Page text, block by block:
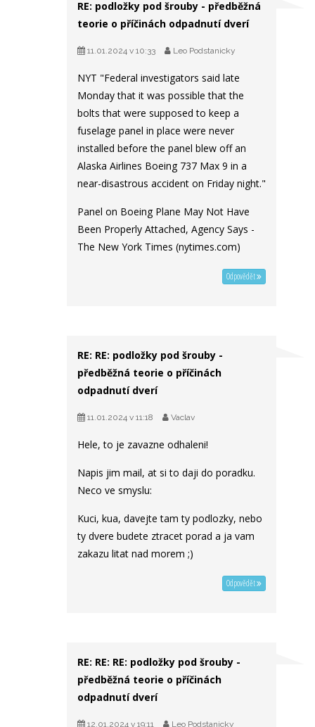
RE: podložky pod šrouby - předběžná
teorie o příčinách odpadnutí dverí
11.01.2024 v 10:33 Leo Podstanicky
NYT "Federal investigators said late
Monday that it was possible that the
bolts that were supposed to keep a
fuselage panel in place were never
installed before the panel blew off an
Alaska Airlines Boeing 737 Max 9 in a
near-disastrous accident on Friday night."
Panel on Boeing Plane May Not Have
Been Properly Attached, Agency Says -
The New York Times (nytimes.com)
Odpovědět
RE: RE: podložky pod šrouby -
předběžná teorie o příčinách
odpadnutí dverí
11.01.2024 v 11:18 Vaclav
Hele, to je zavazne odhaleni!
Napis jim mail, at si to daji do poradku.
Neco ve smyslu:
Kuci, kua, davejte tam ty podlozky, nebo
ty dvere budete ztracet porad a ja vam
zakazu litat nad morem ;)
Odpovědět
RE: RE: RE: podložky pod šrouby -
předběžná teorie o příčinách
odpadnutí dverí
12.01.2024 v 19:11 Leo Podstanicky